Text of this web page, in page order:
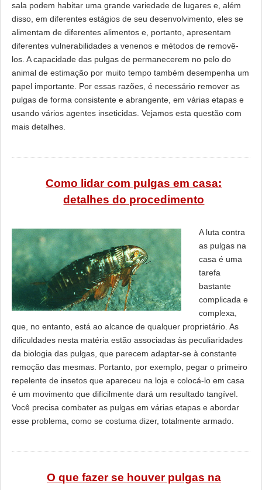
sala podem habitar uma grande variedade de lugares e, além
disso, em diferentes estágios de seu desenvolvimento, eles se
alimentam de diferentes alimentos e, portanto, apresentam
diferentes vulnerabilidades a venenos e métodos de removê-
los. A capacidade das pulgas de permanecerem no pelo do
animal de estimação por muito tempo também desempenha um
papel importante. Por essas razões, é necessário remover as
pulgas de forma consistente e abrangente, em várias etapas e
usando vários agentes inseticidas. Vejamos esta questão com
mais detalhes.
Como lidar com pulgas em casa:
detalhes do procedimento
A luta contra
as pulgas na
casa é uma
tarefa
bastante
complicada e
complexa,
que, no entanto, está ao alcance de qualquer proprietário. As
dificuldades nesta matéria estão associadas às peculiaridades
da biologia das pulgas, que parecem adaptar-se à constante
remoção das mesmas. Portanto, por exemplo, pegar o primeiro
repelente de insetos que apareceu na loja e colocá-lo em casa
é um movimento que dificilmente dará um resultado tangível.
Você precisa combater as pulgas em várias etapas e abordar
esse problema, como se costuma dizer, totalmente armado.
O que fazer se houver pulgas na